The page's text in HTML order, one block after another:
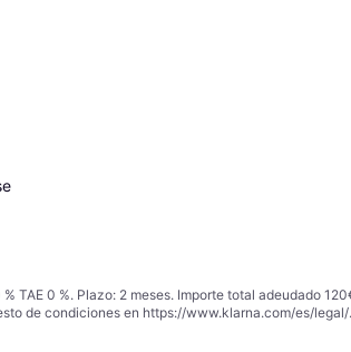
0 %. Plazo: 2 meses. Importe total adeudado
de condiciones en https://www.klarna.com/es/legal/.